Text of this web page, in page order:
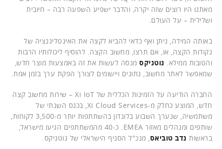
מאתנו היו רוצים שזה יקרה, והדבר ישפיע השפעה רבה – חיובית
ושלילית – על העולם.
באותה המידה, ניתן ואף כדאי להביא לקצה את האינטליגנציה של
נקודות הקצה, או, אם תרצו, מחשוב הקצה. להוסיף ליכולותיו הרבות
והטובות ממילא. נוטניקס מנסה לעשות את זה באמצעות מוצר חדש,
שמאפשר לאתר מחשוב, נתונים ויישומים לצורך הפקת ערך בזמן אמת.
החברה הודיעה על הזמינות הכללית של Xi IoT – שירות מחשוב קצה
חדש, המוצע כחלק מ-Xi Cloud Services, בכנס השנתי של
משתמשיה, שנערך השבוע בלונדון בהשתתפות יותר מ-3,500 לקוחות,
שותפים ומנהלים מאזור EMEA. כ-40 מהמשתתפים הגיעו מישראל,
בראשות נדב טוביאס, מנכ"ל הסניף הישראלי של נוטניקס.